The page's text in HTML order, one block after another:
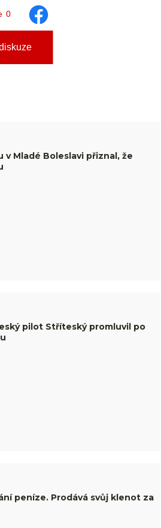
0
v Mladé Boleslavi přiznal, že
pilot Stříteský promluvil po
peníze. Prodává svůj klenot za